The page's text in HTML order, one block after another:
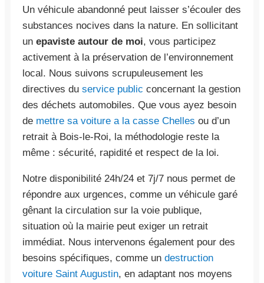
Un véhicule abandonné peut laisser s’écouler des
substances nocives dans la nature. En sollicitant
un epaviste autour de moi, vous participez
activement à la préservation de l’environnement
local. Nous suivons scrupuleusement les
directives du service public concernant la gestion
des déchets automobiles. Que vous ayez besoin
de mettre sa voiture a la casse Chelles ou d’un
retrait à Bois-le-Roi, la méthodologie reste la
même : sécurité, rapidité et respect de la loi.
Notre disponibilité 24h/24 et 7j/7 nous permet de
répondre aux urgences, comme un véhicule garé
gênant la circulation sur la voie publique,
situation où la mairie peut exiger un retrait
immédiat. Nous intervenons également pour des
besoins spécifiques, comme un destruction
voiture Saint Augustin, en adaptant nos moyens